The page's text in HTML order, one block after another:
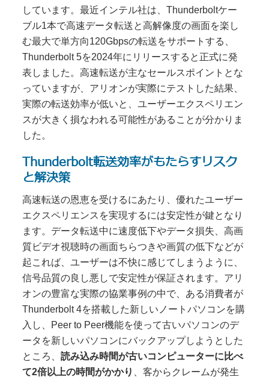
しています。最近インテル社は、Thunderboltケー
ブル1本で高速データ転送と高解像度の画面を楽し
む最大で単方向120Gbpsの転送をサポートする、
Thunderbolt 5を2024年にリリースすると正式に発
表しました。高速転送が主なセールスポイントとな
っていますが、アリオンが実際にテストした結果、
実際の転送効率が低いと、ユーザーエクスペリエン
スが大きく損なわれる可能性があることが分かりま
した。
Thunderbolt転送効率がもたらすリスク
と解決策
高速転送の恩恵を受けるにあたり、優れたユーザー
エクスペリエンスを実現するには安定性が鍵となり
ます。データ転送中に速度低下やデータ損失、高画
質ビデオ視聴時の画面ちらつきや画質の低下などが
起これば、ユーザーは不快に感じてしまうように、
信号品質の良し悪しで安定性が保証されます。アリ
オンの豊富な実際の協業事例の中で、ある消費者が
Thunderbolt 4を搭載した新しいノートパソコンを購
入し、Peer to Peer機能を使って古いパソコンのデ
ータを新しいパソコンにバックアップしようとした
ところ、読み込み時間が古いコンピューターに比べ
て2倍以上の時間がかかり 、客からクレームが発生